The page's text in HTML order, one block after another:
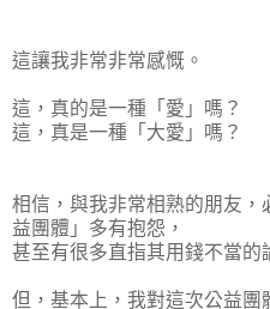
這讓我非常非常感慨。
這，真的是一種「愛」嗎？
這，真是一種「大愛」嗎？
相信，與我非常相熟的朋友
益團體」多有抱怨，
甚至有很多直指其用錢不當的
但，基本上，我對這次公益